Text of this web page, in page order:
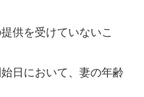
供を受けていないこ
日において、妻の年齢